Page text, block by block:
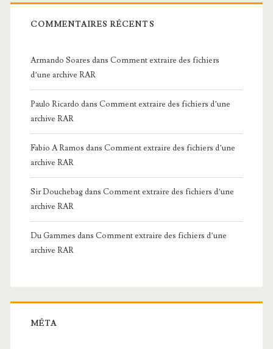
COMMENTAIRES RÉCENTS
Armando Soares dans Comment extraire des fichiers
d’une archive RAR
Paulo Ricardo dans Comment extraire des fichiers d’une
archive RAR
Fabio A Ramos dans Comment extraire des fichiers d’une
archive RAR
Sir Douchebagdans Comment extraire des fichiers d’une
archive RAR
Du Gammes dans Comment extraire des fichiers d’une
archive RAR
MÉTA